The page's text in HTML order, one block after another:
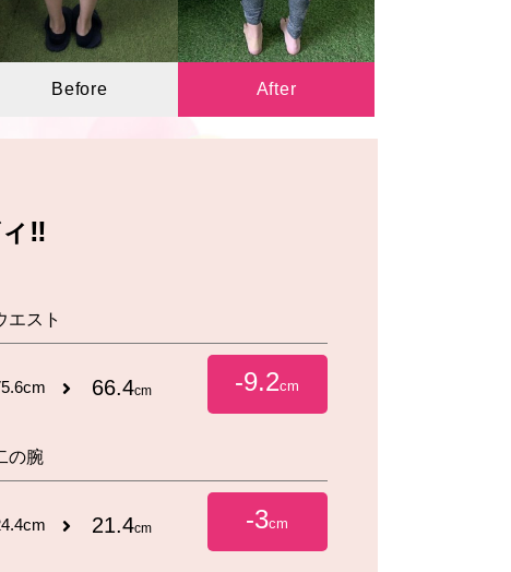
Before After
‼️
エスト
66.4cm -9.2cm
の腕
21.4cm -3cm